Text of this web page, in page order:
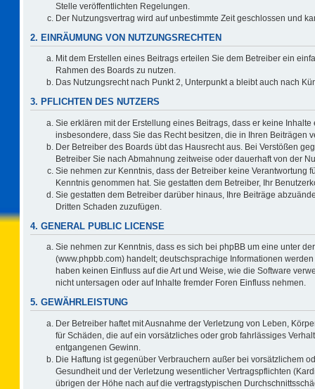
Stelle veröffentlichten Regelungen.
Der Nutzungsvertrag wird auf unbestimmte Zeit geschlossen und
2. EINRÄUMUNG VON NUTZUNGSRECHTEN
Mit dem Erstellen eines Beitrags erteilen Sie dem Betreiber ein
Rahmen des Boards zu nutzen.
Das Nutzungsrecht nach Punkt 2, Unterpunkt a bleibt auch nach
3. PFLICHTEN DES NUTZERS
Sie erklären mit der Erstellung eines Beitrags, dass er keine
insbesondere, dass Sie das Recht besitzen, die in Ihren Beiträgen
Der Betreiber des Boards übt das Hausrecht aus. Bei Verstößen
Betreiber Sie nach Abmahnung zeitweise oder dauerhaft von der
Sie nehmen zur Kenntnis, dass der Betreiber keine Verantwortung
Kenntnis genommen hat. Sie gestatten dem Betreiber, Ihr
Sie gestatten dem Betreiber darüber hinaus, Ihre Beiträge
Dritten Schaden zuzufügen.
4. GENERAL PUBLIC LICENSE
Sie nehmen zur Kenntnis, dass es sich bei phpBB um eine unter der
(www.phpbb.com) handelt; deutschsprachige Informationen
haben keinen Einfluss auf die Art und Weise, wie die Software
nicht untersagen oder auf Inhalte fremder Foren Einfluss nehmen.
5. GEWÄHRLEISTUNG
Der Betreiber haftet mit Ausnahme der Verletzung von Leben,
für Schäden, die auf ein vorsätzliches oder grob fahrlässiges
entgangenen Gewinn.
Die Haftung ist gegenüber Verbrauchern außer bei vorsätzlichem
Gesundheit und der Verletzung wesentlicher Vertragspflichten
übrigen der Höhe nach auf die vertragstypischen